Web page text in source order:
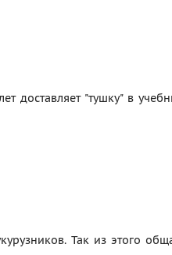
доставляет "тушку" в
Так из этого